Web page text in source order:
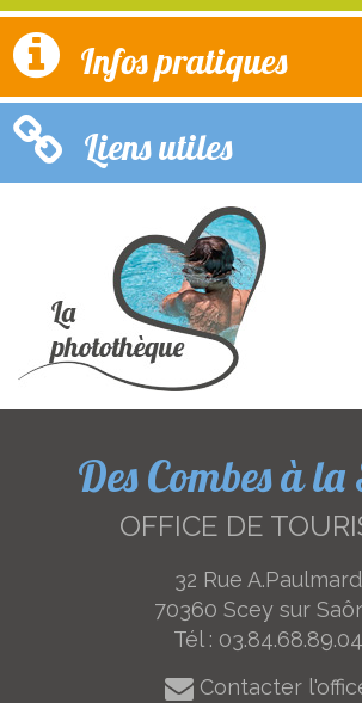
Infos pratiques
Liens utiles
Des Combes à la
OFFICE DE
32 Rue A.Paulmard
70360 Scey sur
Tél : 03.84.68.89.04
Contacter